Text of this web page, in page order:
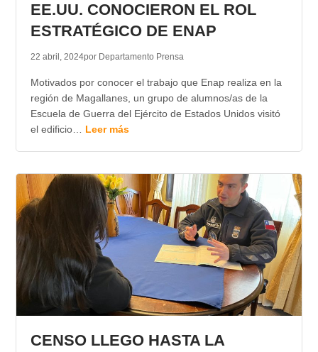
EE.UU. CONOCIERON EL ROL
ESTRATÉGICO DE ENAP
22 abril, 2024por Departamento Prensa
Motivados por conocer el trabajo que Enap realiza en la
región de Magallanes, un grupo de alumnos/as de la
Escuela de Guerra del Ejército de Estados Unidos visitó
el edificio… Leer más
CENSO LLEGO HASTA LA